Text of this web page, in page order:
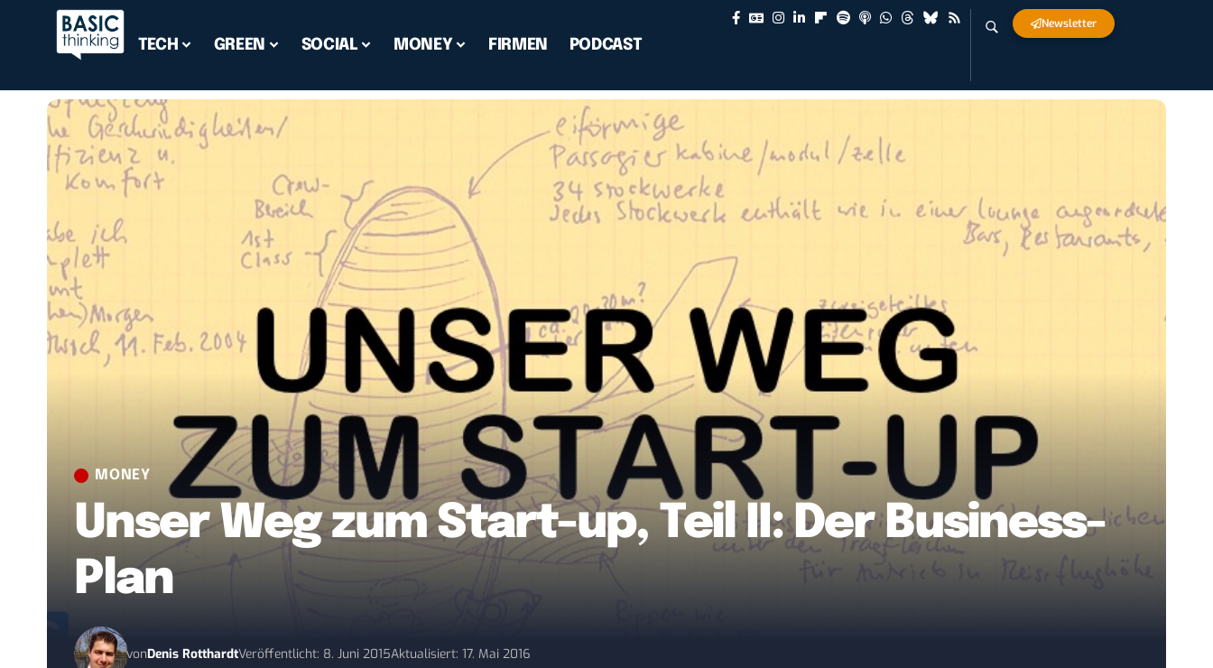
TECH GREEN SOCIAL MONEY FIRMEN PODCAST
Newsletter
MONEY
Unser Weg zum Start-up, Teil II: Der Business-
Plan
vonDenis RotthardtVeröffentlicht: 8. Juni 2015Aktualisiert: 17. Mai 2016